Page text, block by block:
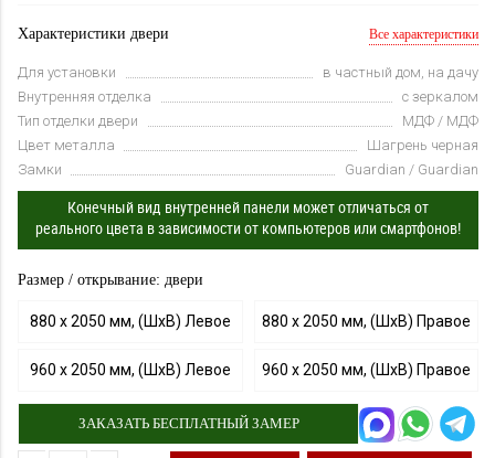
Характеристики двери Все характеристики
Для установки
в частный дом, на дачу
Внутренняя отделка
с зеркалом
Тип отделки двери
МДФ / МДФ
Цвет металла
Шагрень черная
Замки
Guardian / Guardian
Конечный вид внутренней панели может отличаться от
реального цвета в зависимости от компьютеров или смартфонов!
Размер / открывание: двери
880 х 2050 мм, (ШхВ) Левое 880 х 2050 мм, (ШхВ) Правое
960 х 2050 мм, (ШхВ) Левое 960 х 2050 мм, (ШхВ) Правое
ЗАКАЗАТЬ БЕСПЛАТНЫЙ ЗАМЕР